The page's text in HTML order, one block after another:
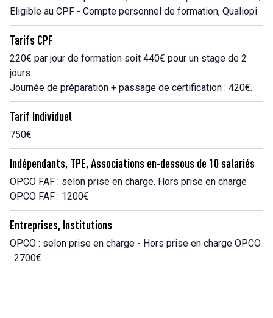
Eligible au CPF - Compte personnel de formation, Qualiopi
Tarifs CPF
220€ par jour de formation soit 440€ pour un stage de 2
jours.
Journée de préparation + passage de certification : 420€.
Tarif Individuel
750€
Indépendants, TPE, Associations en-dessous de 10 salariés
OPCO FAF : selon prise en charge. Hors prise en charge
OPCO FAF : 1200€
Entreprises, Institutions
OPCO : selon prise en charge - Hors prise en charge OPCO
: 2700€